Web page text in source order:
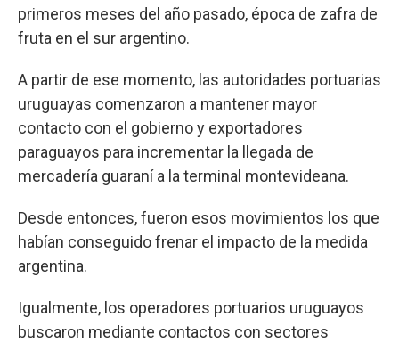
primeros meses del año pasado, época de zafra de
fruta en el sur argentino.
A partir de ese momento, las autoridades portuarias
uruguayas comenzaron a mantener mayor
contacto con el gobierno y exportadores
paraguayos para incrementar la llegada de
mercadería guaraní a la terminal montevideana.
Desde entonces, fueron esos movimientos los que
habían conseguido frenar el impacto de la medida
argentina.
Igualmente, los operadores portuarios uruguayos
buscaron mediante contactos con sectores